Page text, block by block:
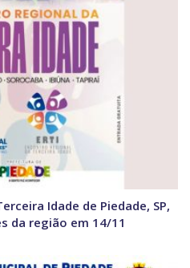
Idade de Piedade, SP,
da região em 14/11